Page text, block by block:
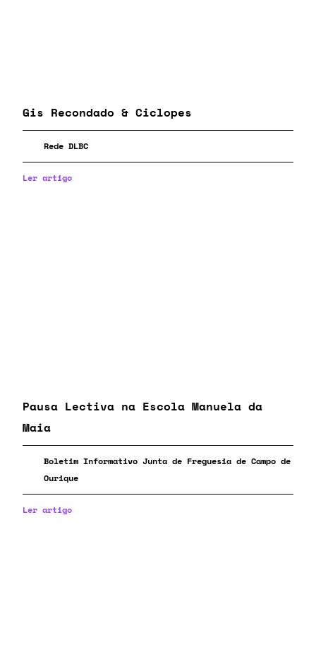
Gis Recondado & Ciclopes
Rede DLBC
Ler artigo
Pausa Lectiva na Escola Manuela da
Maia
Boletim Informativo Junta de Freguesia de Campo de
Ourique
Ler artigo